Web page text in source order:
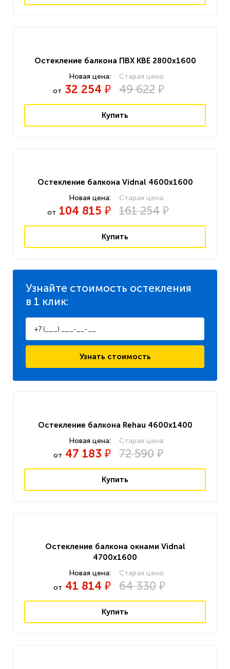
Остекление балкона ПВХ KBE 2800x1600
от 32 254 ₽ 49 622 ₽
Купить
Остекление балкона Vidnal 4600x1600
от 104 815 ₽ 161 254 ₽
Купить
Узнайте стоимость остекления
в 1 клик:
Узнать стоимость
Остекление балкона Rehau 4600x1400
от 47 183 ₽ 72 590 ₽
Купить
Остекление балкона окнами Vidnal
4700x1600
от 41 814 ₽ 64 330 ₽
Купить